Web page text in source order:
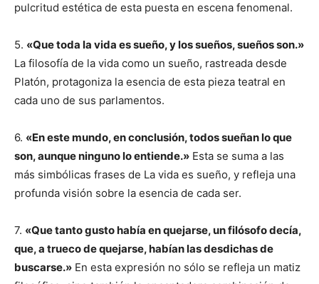
pulcritud estética de esta puesta en escena fenomenal.
5. «Que toda la vida es sueño, y los sueños, sueños son.»
La filosofía de la vida como un sueño, rastreada desde
Platón, protagoniza la esencia de esta pieza teatral en
cada uno de sus parlamentos.
6. «En este mundo, en conclusión, todos sueñan lo que
son, aunque ninguno lo entiende.» Esta se suma a las
más simbólicas frases de La vida es sueño, y refleja una
profunda visión sobre la esencia de cada ser.
7. «Que tanto gusto había en quejarse, un filósofo decía,
que, a trueco de quejarse, habían las desdichas de
buscarse.» En esta expresión no sólo se refleja un matiz